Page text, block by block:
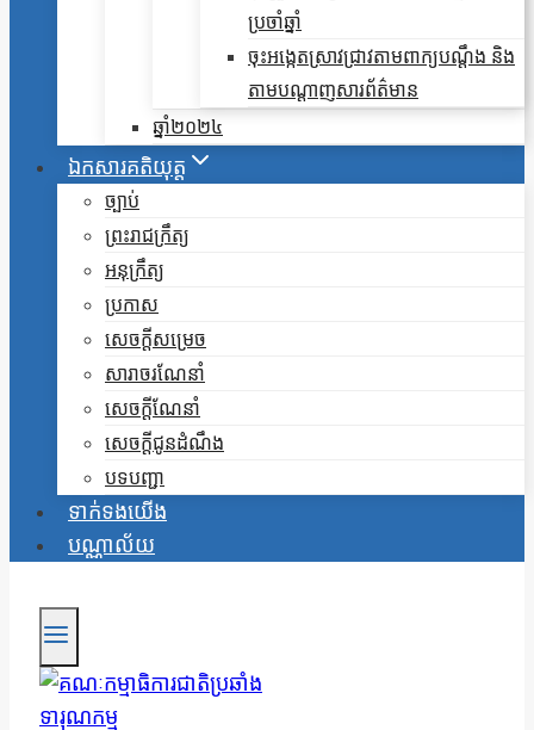
ប្រចាំឆ្នាំ
ចុះអង្កេតស្រាវជ្រាវតាមពាក្យបណ្តឹង និង
តាមបណ្តាញសារព័ត៌មាន
ឆ្នាំ២០២៤
ឯកសារគតិយុត្ត
ច្បាប់
ព្រះរាជក្រឹត្យ
អនុក្រឹត្យ
ប្រកាស
សេចក្តីសម្រេច
សារាចរណែនាំ
សេចក្តីណែនាំ
សេចក្តីជូនដំណឹង
បទបញ្ជា
ទាក់ទងយើង
បណ្ណាល័យ